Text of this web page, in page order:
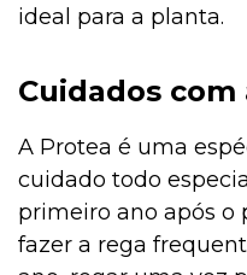
ideal para a planta.
Cuidados com
A Protea é uma
cuidado todo
primeiro ano após o
fazer a rega